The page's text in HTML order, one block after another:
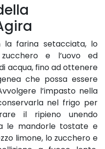
la farina setacciata, lo
e l’uovo ed
acqua, fino ad ottenere
che possa essere
l’impasto nella
nel frigo per
il ripieno unendo
le mandorle tostate e
limone, lo zucchero e